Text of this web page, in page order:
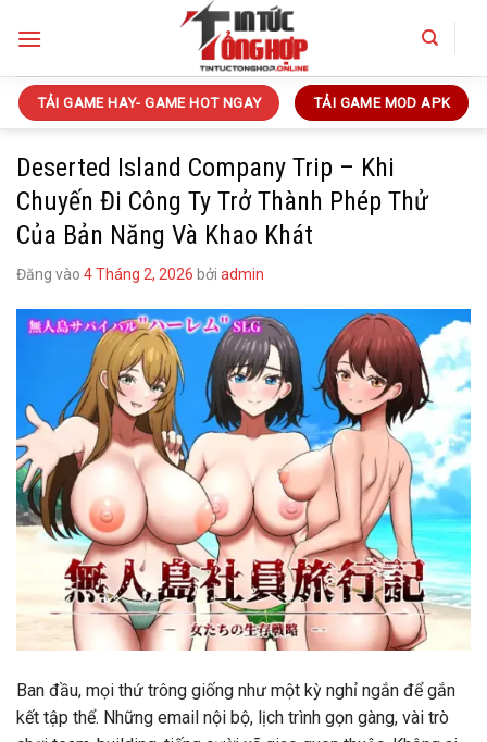
qua
dung TẢI GAME HAY- GAME HOT NGAY TẢI GAME MOD APK
Deserted Island Company Trip – Khi
Chuyến Đi Công Ty Trở Thành Phép Thử
Của Bản Năng Và Khao Khát
Đăng vào 4 Tháng 2, 2026 bởi admin
Ban đầu, mọi thứ trông giống như một kỳ nghỉ ngắn để gắn
kết tập thể. Những email nội bộ, lịch trình gọn gàng, vài trò